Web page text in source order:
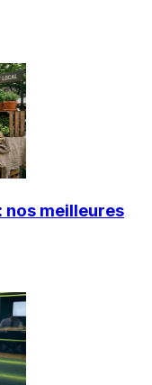
nos meilleures